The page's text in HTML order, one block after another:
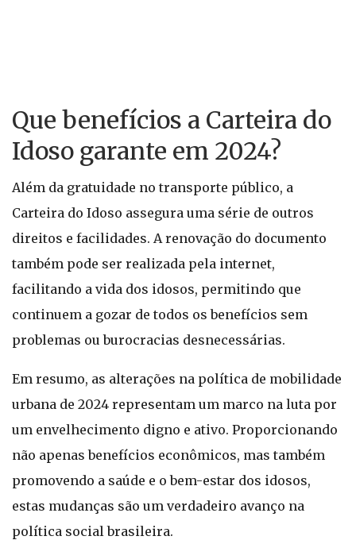
Que benefícios a Carteira do
Idoso garante em 2024?
Além da gratuidade no transporte público, a
Carteira do Idoso assegura uma série de outros
direitos e facilidades. A renovação do documento
também pode ser realizada pela internet,
facilitando a vida dos idosos, permitindo que
continuem a gozar de todos os benefícios sem
problemas ou burocracias desnecessárias.
Em resumo, as alterações na política de mobilidade
urbana de 2024 representam um marco na luta por
um envelhecimento digno e ativo. Proporcionando
não apenas benefícios econômicos, mas também
promovendo a saúde e o bem-estar dos idosos,
estas mudanças são um verdadeiro avanço na
política social brasileira.